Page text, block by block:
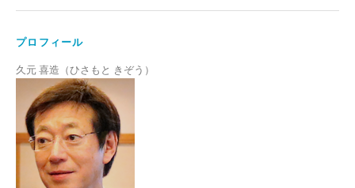
プロフィール
久元 喜造（ひさもと きぞう）